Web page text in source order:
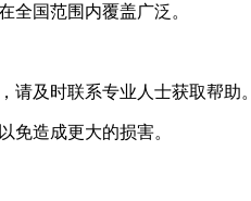
全国范围内覆盖广泛。
请及时联系专业人士获取帮助。
免造成更大的损害。